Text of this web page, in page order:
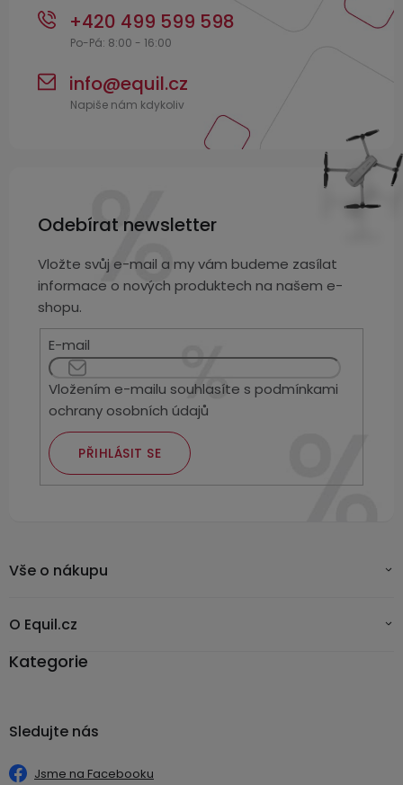
info@equil.cz
+420 499 599 598
Odebírat newsletter
Vložte svůj e-mail a my vám budeme zasílat
informace o nových produktech na našem e-
shopu.
E-mail
Vložením e-mailu souhlasíte spodmínkami
ochrany osobních údajů
PŘIHLÁSIT SE
Vše o nákupu
O Equil.cz
Kategorie
Sledujte nás
Jsme na Facebooku